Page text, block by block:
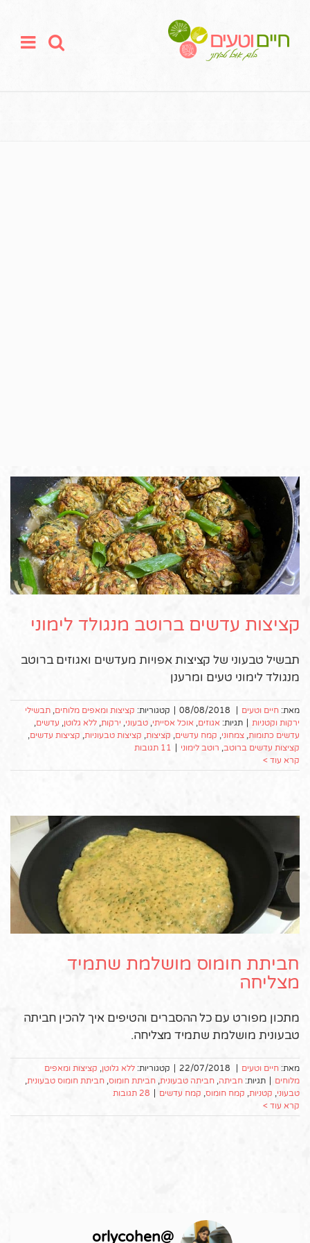
קציצות עדשים ברוטב מנגולד לימוני
תבשיל טבעוני של קציצות אפויות מעדשים ואגוזים ברוטב
מנגולד לימוני טעים ומרענן
מאת: חיים וטעים |
08/08/2018
| קטגוריות: קציצות ומאפים מלוחים תבשילי
ירקות וקטניות | תגיות: אגוזים אוכל אסייתי טבעוני ירקות ללא גלוטן עדשים
עדשים כתומות צמחוני קמח עדשים קציצות קציצות טבעוניות קציצות עדשים
קציצות עדשים ברוטב רוטב לימוני |
11 תגובות
קרא עוד >
חביתת חומוס מושלמת שתמיד
מצליחה
מתכון מפורט עם כל ההסברים והטיפים איך להכין חביתה
טבעונית מושלמת שתמיד מצליחה.
מאת: חיים וטעים |
22/07/2018
| קטגוריות: ללא גלוטן קציצות ומאפים
מלוחים | תגיות: חביתה חביתה טבעונית חביתת חומוס חביתת חומוס טבעונית
טבעוני קטניות קמח חומוס קמח עדשים | 28 תגובות
קרא עוד >
@
orlycohen